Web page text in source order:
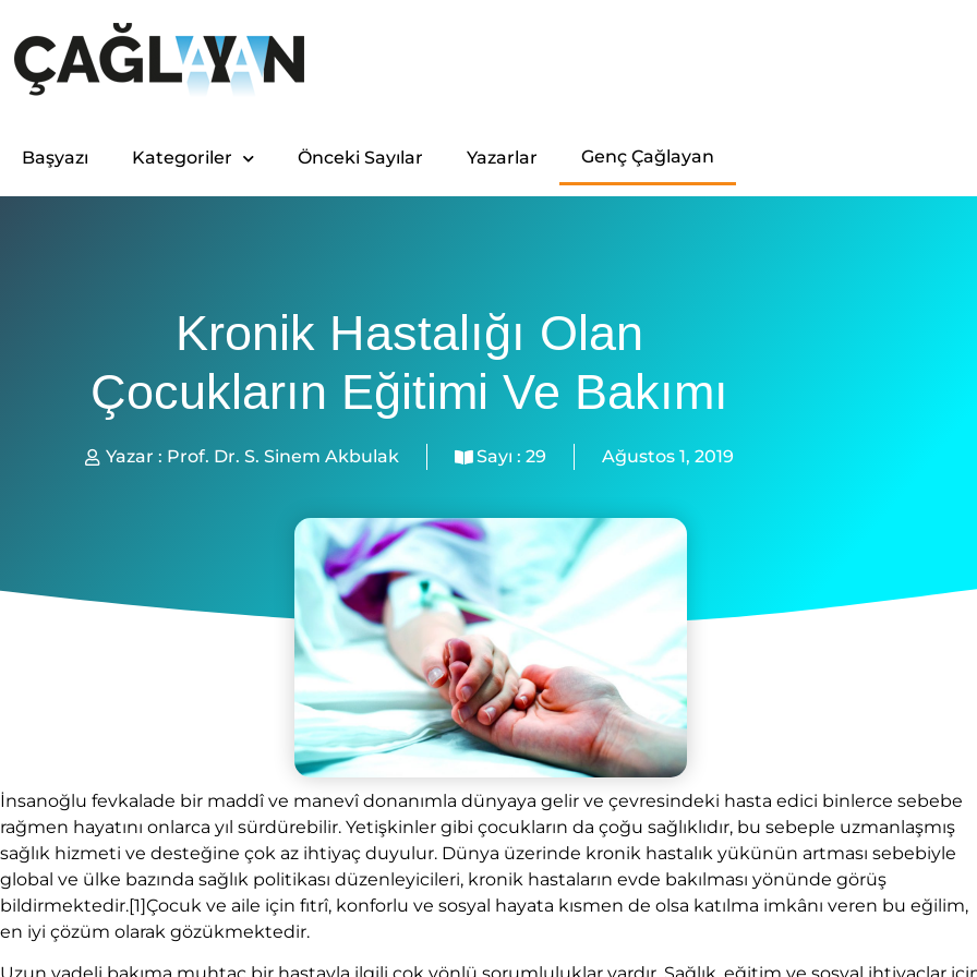
Başyazı Kategoriler Önceki Sayılar Yazarlar Genç Çağlayan
Kronik Hastalığı Olan
Çocukların Eğitimi Ve Bakımı
Yazar : Prof. Dr. S. Sinem Akbulak Sayı : 29 Ağustos 1, 2019
İnsanoğlu fevkalade bir maddî ve manevî donanımla dünyaya gelir ve çevresindeki hasta edici binlerce sebebe
rağmen hayatını onlarca yıl sürdürebilir. Yetişkinler gibi çocukların da çoğu sağlıklıdır, bu sebeple uzmanlaşmış
sağlık hizmeti ve desteğine çok az ihtiyaç duyulur. Dünya üzerinde kronik hastalık yükünün artması sebebiyle
global ve ülke bazında sağlık politikası düzenleyicileri, kronik hastaların evde bakılması yönünde görüş
bildirmektedir.[1]Çocuk ve aile için fıtrî, konforlu ve sosyal hayata kısmen de olsa katılma imkânı veren bu eğilim,
en iyi çözüm olarak gözükmektedir.